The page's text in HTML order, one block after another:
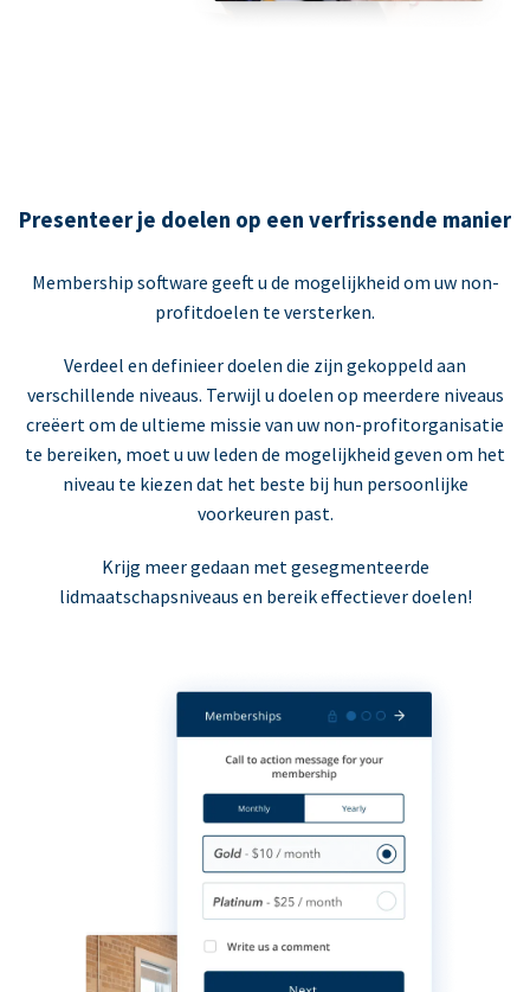
Presenteer je doelen op een verfrissende manier
Membership software geeft u de mogelijkheid om uw non-
profitdoelen te versterken.
Verdeel en definieer doelen die zijn gekoppeld aan
verschillende niveaus. Terwijl u doelen op meerdere niveaus
creëert om de ultieme missie van uw non-profitorganisatie
te bereiken, moet u uw leden de mogelijkheid geven om het
niveau te kiezen dat het beste bij hun persoonlijke
voorkeuren past.
Krijg meer gedaan met gesegmenteerde
lidmaatschapsniveaus en bereik effectiever doelen!